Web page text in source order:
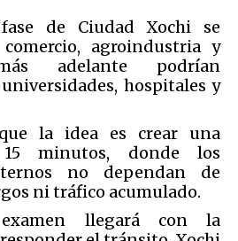
de Ciudad Xochi se
agroindustria y
adelante podrían
hospitales y
la idea es crear una
minutos, donde los
no dependan de
ni tráfico acumulado.
llegará con la